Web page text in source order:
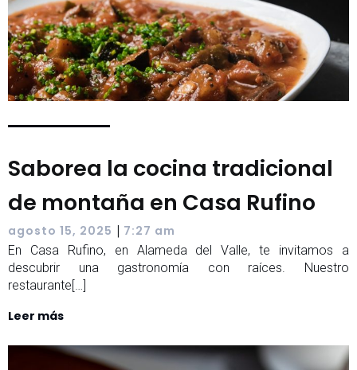
Saborea la cocina tradicional
de montaña en Casa Rufino
agosto 15, 2025 | 7:27 am
En Casa Rufino, en Alameda del Valle, te invitamos a
descubrir una gastronomía con raíces. Nuestro
restaurante[…]
Leer más